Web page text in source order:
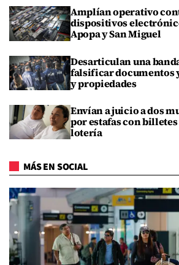
Amplían operativo
dispositivos
Apopa y San Miguel
Desarticulan una
falsificar documentos
y propiedades
Envían a juicio a dos
por estafas con
lotería
MÁS EN SOCIAL